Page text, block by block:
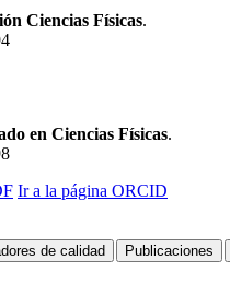
Ciencias Físicas.
en Ciencias Físicas.
Ir a la página ORCID